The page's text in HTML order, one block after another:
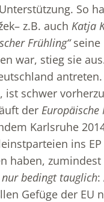
So
z.B. auch Katja
Frühling“seine
war, stieg sie
antreten.
schwer
der Europäische
Karlsruhe
ins
haben,
bedingt tauglich:
Gefüge der EU